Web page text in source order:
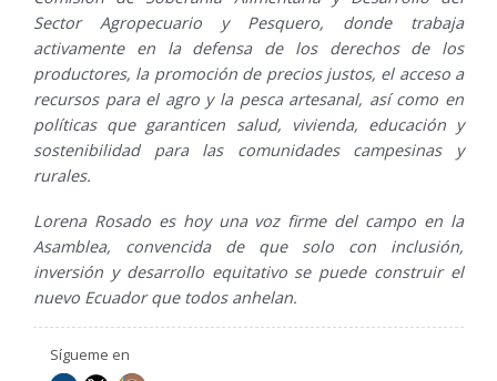
Sector Agropecuario y Pesquero, donde trabaja
activamente en la defensa de los derechos de los
productores, la promoción de precios justos, el acceso a
recursos para el agro y la pesca artesanal, así como en
políticas que garanticen salud, vivienda, educación y
sostenibilidad para las comunidades campesinas y
rurales.
Lorena Rosado es hoy una voz firme del campo en la
Asamblea, convencida de que solo con inclusión,
inversión y desarrollo equitativo se puede construir el
nuevo Ecuador que todos anhelan.
Sígueme en